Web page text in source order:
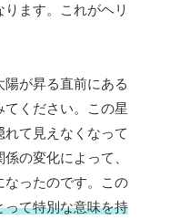
ます。これがヘリ
が昇る直前にある
ください。この星
て見えなくなって
の変化によって、
なったのです。この
って特別な意味を持